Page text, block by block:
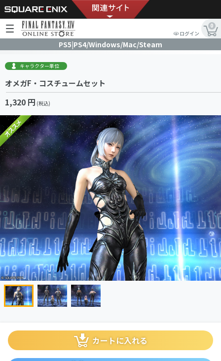
ログイン
0
PS5|PS4/Windows/Mac/Steam
キャラクター単位
オメガF・コスチュームセット
1,320 円 (税込)
カートに入れる